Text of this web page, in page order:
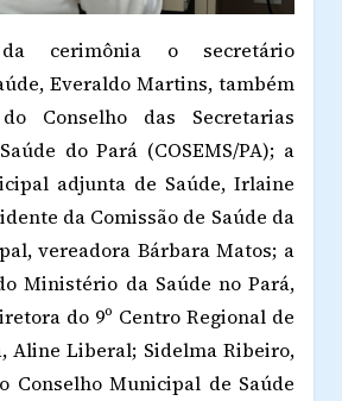
da cerimônia o secretário
Everaldo Martins, também
Conselho das Secretarias
do Pará (COSEMS/PA); a
adjunta de Saúde, Irlaine
da Comissão de Saúde da
vereadora Bárbara Matos; a
Ministério da Saúde no Pará,
do 9º Centro Regional de
Aline Liberal; Sidelma Ribeiro,
Conselho Municipal de Saúde